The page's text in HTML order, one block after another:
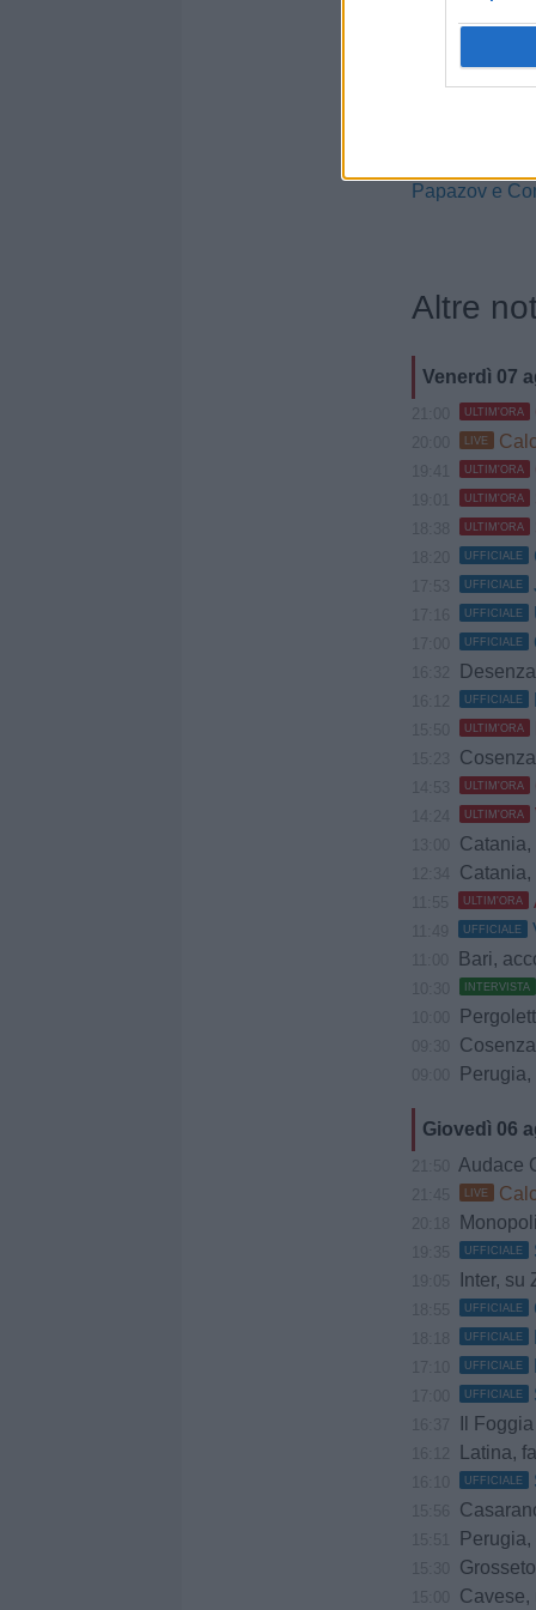
Papazov e
Altre
Venerdì 07
ULTIM'ORA
LIVE
ULTIM'ORA
ULTIM'ORA
ULTIM'ORA
UFFICIALE
UFFICIALE
UFFICIALE
UFFICIALE
UFFICIALE
ULTIM'ORA
Cosenza,
ULTIM'ORA
ULTIM'ORA
Catania,
ULTIM'ORA
UFFICIALE
Bari,
INTERVISTA
Perugia,
Giovedì 06
Audace
LIVE
UFFICIALE
Inter, su
UFFICIALE
UFFICIALE
UFFICIALE
UFFICIALE
Il
Latina,
UFFICIALE
Casarano,
Cavese,